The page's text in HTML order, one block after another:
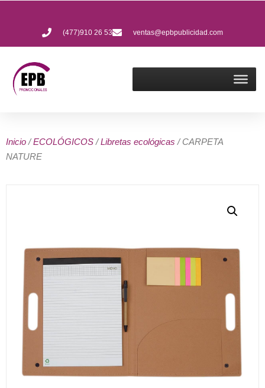
(477)910 26 53 ventas@epbpublicidad.com
Inicio /ECOLÓGICOS /Libretas ecológicas / CARPETA
NATURE